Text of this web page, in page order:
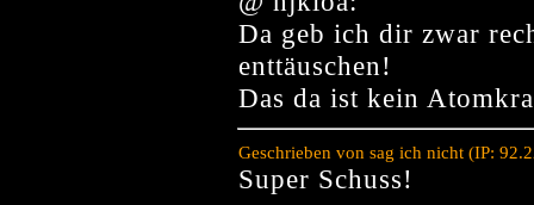
Da geb ich dir zwar
enttäuschen!
Das da ist kein
Geschrieben von sag ich nicht (IP:
Super Schuss!